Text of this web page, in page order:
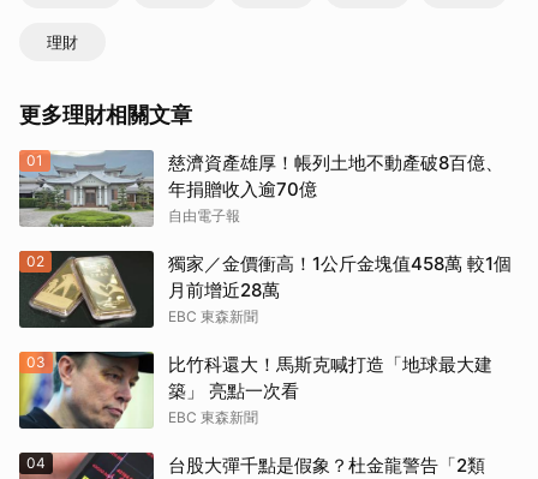
理財
更多理財相關文章
01
慈濟資產雄厚！帳列土地不動產破8百億、
年捐贈收入逾70億
自由電子報
02
獨家／金價衝高！1公斤金塊值458萬 較1個
月前增近28萬
EBC 東森新聞
03
比竹科還大！馬斯克喊打造「地球最大建
築」 亮點一次看
EBC 東森新聞
04
台股大彈千點是假象？杜金龍警告「2類